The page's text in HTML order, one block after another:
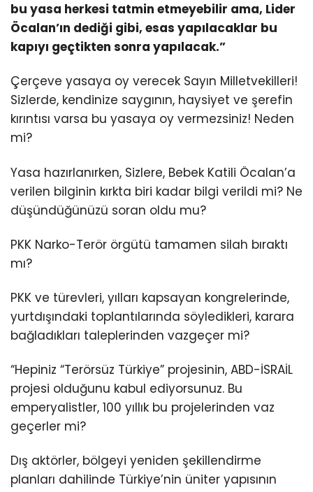
bu yasa herkesi tatmin etmeyebilir ama, Lider
Öcalan’ın dediği gibi, esas yapılacaklar bu
kapıyı geçtikten sonra yapılacak.”
Çerçeve yasaya oy verecek Sayın Milletvekilleri!
Sizlerde, kendinize saygının, haysiyet ve şerefin
kırıntısı varsa bu yasaya oy vermezsiniz! Neden
mi?
Yasa hazırlanırken, Sizlere, Bebek Katili Öcalan’a
verilen bilginin kırkta biri kadar bilgi verildi mi? Ne
düşündüğünüzü soran oldu mu?
PKK Narko-Terör örgütü tamamen silah bıraktı
mı?
PKK ve türevleri, yılları kapsayan kongrelerinde,
yurtdışındaki toplantılarında söyledikleri, karara
bağladıkları taleplerinden vazgeçer mi?
“Hepiniz “Terörsüz Türkiye” projesinin, ABD-İSRAİL
projesi olduğunu kabul ediyorsunuz. Bu
emperyalistler, 100 yıllık bu projelerinden vaz
geçerler mi?
Dış aktörler, bölgeyi yeniden şekillendirme
planları dahilinde Türkiye’nin üniter yapısının